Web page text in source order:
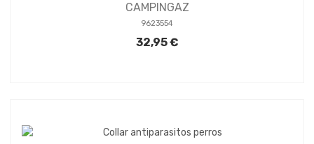
CAMPINGAZ
9623554
32,95 €